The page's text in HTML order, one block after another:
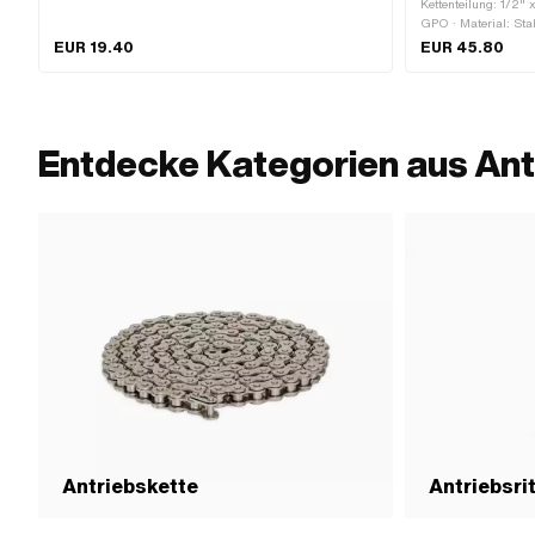
EUR 19.40
Kettenteilung: 1/2"
GPO · Material:
verzinkt (blau) ·
EUR 45.80
Entdecke Kategorien aus
Antriebskette